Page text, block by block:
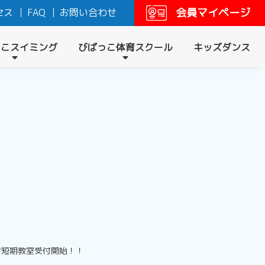
ス FAQ お問い合わせ 会員マイページ
スイミング びばっこ体育スクール キッズダンス
期教室受付開始！！